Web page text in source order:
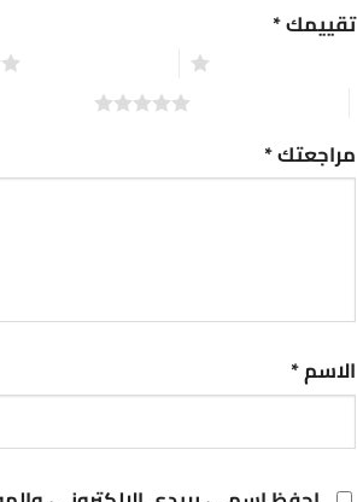
تقييمك*
مراجعتك*
الاسم*